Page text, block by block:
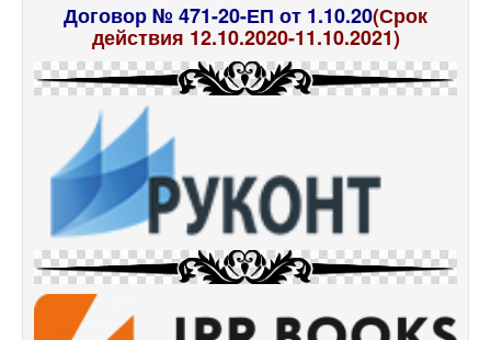
Договор № 471-20-ЕП от 1.10.20(Срок
действия 12.10.2020-11.10.2021)